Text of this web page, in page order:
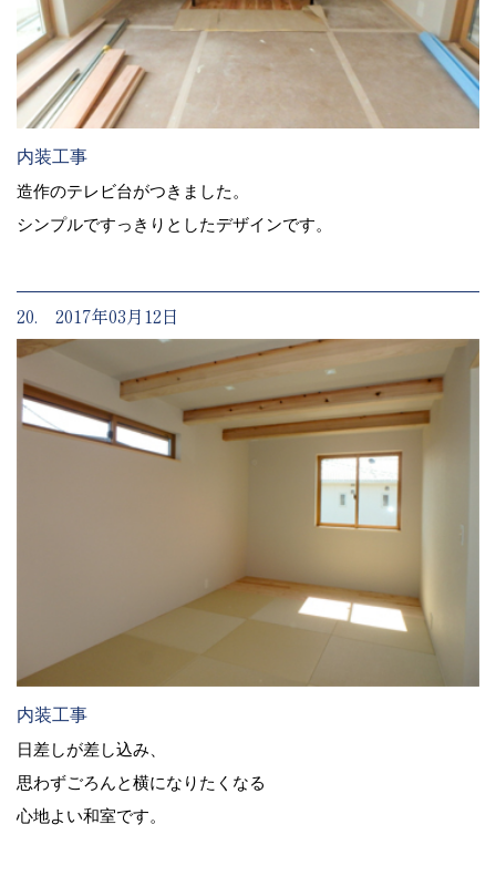
内装工事
造作のテレビ台がつきました。
シンプルですっきりとしたデザインです。
20. 2017年03月12日
内装工事
日差しが差し込み、
思わずごろんと横になりたくなる
心地よい和室です。